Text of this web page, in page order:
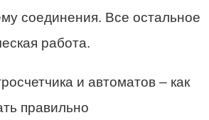
соединения. Все остальное
работа.
и автоматов – как
правильно